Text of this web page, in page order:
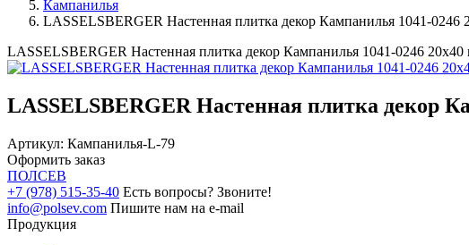
Кампанилья
LASSELSBERGER Настенная плитка декор Кампанилья 1041-0246
LASSELSBERGER Настенная плитка декор Кампанилья 1041-0246 20x40
LASSELSBERGER Настенная плитка декор
Артикул: Кампанилья-L-79
Оформить заказ
ПОЛСЕВ
+7 (978) 515-35-40 Есть вопросы? Звоните!
info@polsev.com Пишите нам на e-mail
Продукция